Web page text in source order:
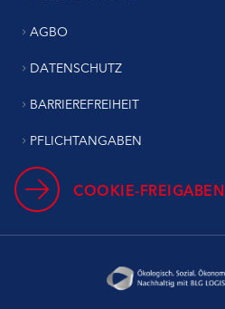
AGBO
DATENSCHUTZ
BARRIEREFREIHEIT
PFLICHTANGABEN
COOKIE-FREIGABEN